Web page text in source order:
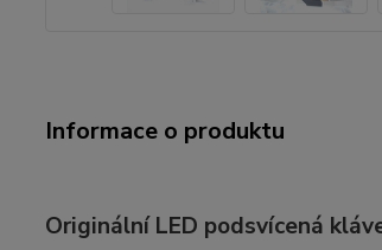
Informace o produktu
Originální LED podsvícená